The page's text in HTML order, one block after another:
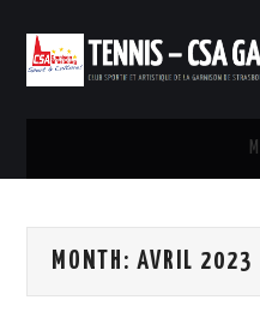
INSTALLATIONS
MONTH:AVRIL 2023